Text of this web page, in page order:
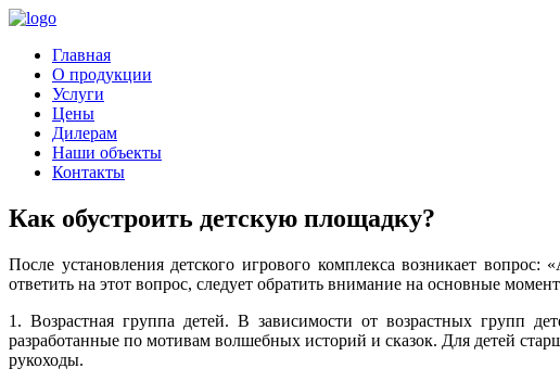
Главная
О продукции
Услуги
Цены
Дилерам
Наши объекты
Контакты
Как обустроить детскую площадку?
После установления детского игрового комплекса возникает
ответить на этот вопрос, следует обратить внимание на основные
1. Возрастная группа детей. В зависимости от возрастных групп
разработанные по мотивам волшебных историй и сказок. Для детей
рукоходы.